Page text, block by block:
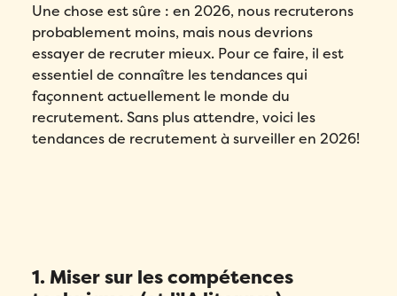
Une chose est sûre : en 2026, nous recruterons
probablement moins, mais nous devrions
essayer de recruter mieux. Pour ce faire, il est
essentiel de connaître les tendances qui
façonnent actuellement le monde du
recrutement. Sans plus attendre, voici les
tendances de recrutement à surveiller en 2026!
1. Miser sur les compétences